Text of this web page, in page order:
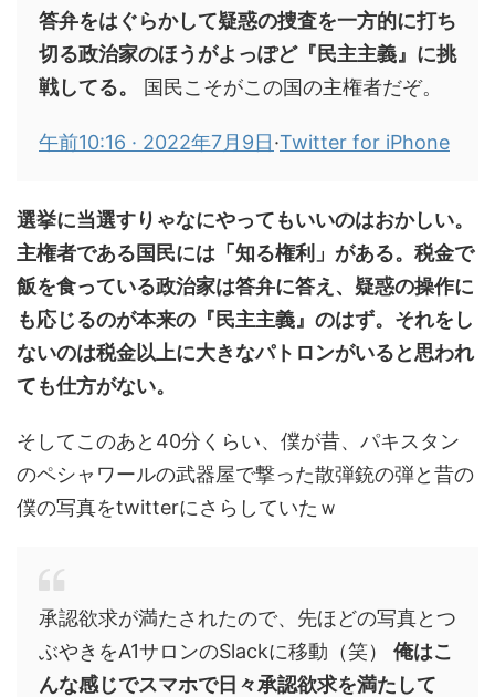
答弁をはぐらかして疑惑の捜査を一方的に打ち
切る政治家のほうがよっぽど『民主主義』に挑
戦してる。
国民こそがこの国の主権者だぞ。
午前10:16 · 2022年7月9日·Twitter for iPhone
選挙に当選すりゃなにやってもいいのはおかしい。
主権者である国民には「知る権利」がある。税金で
飯を食っている政治家は答弁に答え、疑惑の操作に
も応じるのが本来の『民主主義』のはず。それをし
ないのは税金以上に大きなパトロンがいると思われ
ても仕方がない。
そしてこのあと40分くらい、僕が昔、パキスタン
のペシャワールの武器屋で撃った散弾銃の弾と昔の
僕の写真をtwitterにさらしていたｗ
承認欲求が満たされたので、先ほどの写真とつ
ぶやきをA1サロンのSlackに移動（笑） 俺はこ
んな感じでスマホで日々承認欲求を満たして